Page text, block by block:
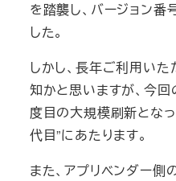
を踏襲し、バージョン番
した。
しかし、長年ご利用い
知かと思いますが、今
度目の大規模刷新とな
代目”にあたります。
また、アプリベンダー側